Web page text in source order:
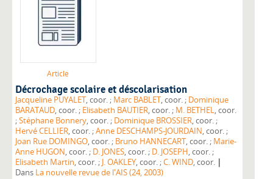
Article
Décrochage scolaire et déscolarisation
Jacqueline PUYALET , coor. ; Marc BABLET , coor. ; Dominique
BARATAUD
, coor. ; Elisabeth BAUTIER , coor. ; M. BETHEL, coor.
;Stéphane Bonnery , coor. ; Dominique BROSSIER
, coor. ;
Hervé CELLIER
, coor. ;Anne DESCHAMPS-JOURDAIN
, coor. ;
Joan Rue DOMINGO
, coor. ; Bruno HANNECART , coor. ; Marie-
Anne HUGON
, coor. ; D. JONES , coor. ; D. JOSEPH
, coor. ;
Elisabeth Martin
, coor. ; J. OAKLEY , coor. ;C. WIND, coor. |
Dans La nouvelle revue de l'AIS (24, 2003)